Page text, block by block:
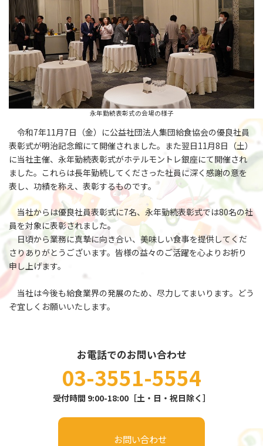
永年勤続表彰式の会場の様子
令和7年11月7日（金）に公益社団法人集団給食協会の優良社員
表彰式が明治記念館にて開催されました。また翌日11月8日（土）
に当社主催、永年勤続表彰式がホテルモントレ銀座にて開催され
ました。これらは長年勤続してくださった社員に深く感謝の意を
表し、功績を称え、表彰するものです。
当社からは優良社員表彰式に7名、永年勤続表彰式では80名の社
員を対象に表彰されました。
日頃から業務に真摯に向き合い、美味しい食事を提供してくだ
さりありがとうございます。皆様の益々のご活躍を心よりお祈り
申し上げます。
当社は今後も給食業界の発展のため、尽力してまいります。どう
ぞ宜しくお願いいたします。
お電話でのお問い合わせ
03-3551-5554
受付時間 9:00-18:00［土・日・祝日除く］
お問い合わせ